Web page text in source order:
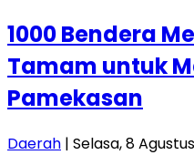
1000 Bendera
Tamam untuk
Pamekasan
Daerah | Selasa, 8